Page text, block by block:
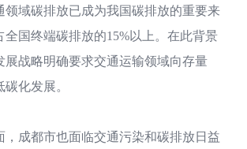
领域碳排放已成为我国碳排放的重要来
全国终端碳排放的15%以上。在此背景
展战略明确要求交通运输领域向存量
化发展。
，成都市也面临交通污染和碳排放日益